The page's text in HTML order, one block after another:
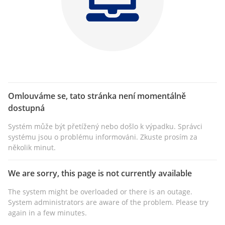
Omlouváme se, tato stránka není momentálně
dostupná
Systém může být přetížený nebo došlo k výpadku. Správci
systému jsou o problému informováni. Zkuste prosím za
několik minut.
We are sorry, this page is not currently available
The system might be overloaded or there is an outage.
System administrators are aware of the problem. Please try
again in a few minutes.